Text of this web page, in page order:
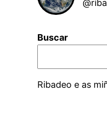
Buscar
Ribadeo e as